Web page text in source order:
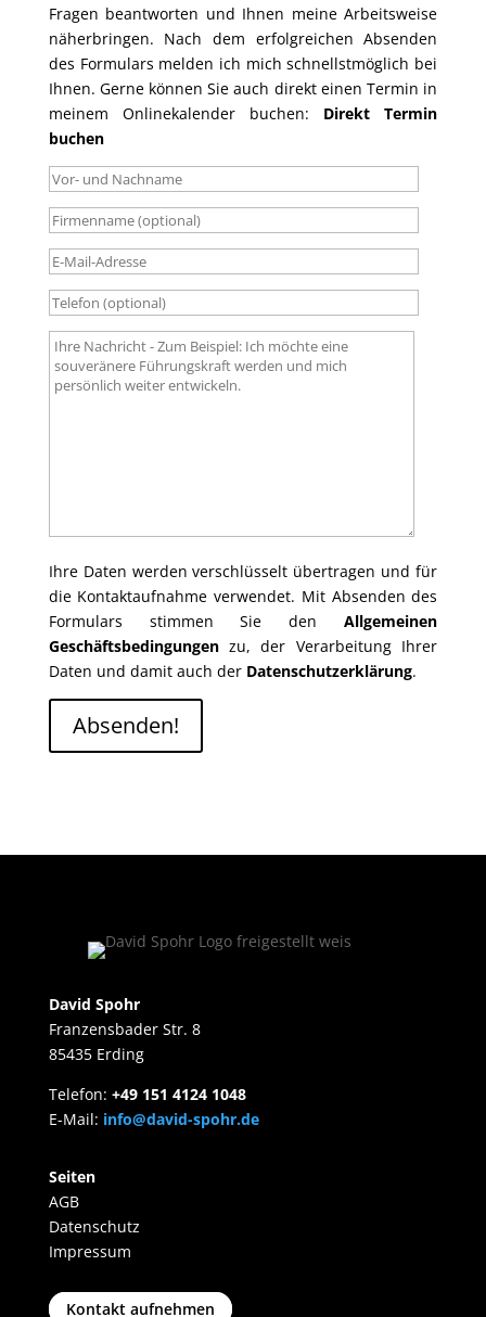
Fragen beantworten und Ihnen meine Arbeitsweise
näherbringen. Nach dem erfolgreichen Absenden
des Formulars melden ich mich schnellstmöglich bei
Ihnen. Gerne können Sie auch direkt einen Termin in
meinem Onlinekalender buchen: Direkt Termin
buchen
Ihre Daten werden verschlüsselt übertragen und für
die Kontaktaufnahme verwendet. Mit Absenden des
Formulars stimmen Sie denAllgemeinen
Geschäftsbedingungenzu, der Verarbeitung Ihrer
Daten und damit auch der Datenschutzerklärung.
David Spohr
Franzensbader Str. 8
85435 Erding
Telefon: +49 151 4124 1048
E-Mail: info@david-spohr.de
Seiten
AGB
Datenschutz
Impressum
Kontakt aufnehmen